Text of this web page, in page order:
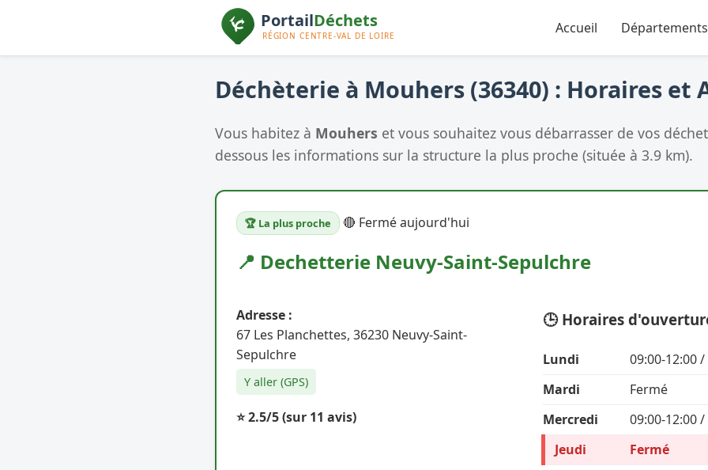
Accueil
Déchèterie à Mouhers (36340) : Horaires et
Vous habitez à Mouhers et vous souhaitez vous débarrasser de vos
dessous les informations sur la structure la plus proche (située à 3.9 km).
🏆 La plus proche 🔴 Fermé aujourd'hui
📍 Dechetterie Neuvy-Saint-Sepulchre
Adresse :
67 Les Planchettes, 36230 Neuvy-Saint-
Sepulchre
Y aller (GPS)
⭐ 2.5/5(sur 11 avis)
🕒 Horaires
Lundi
09:00-12:00
Mardi
Fermé
Mercredi
09:00-12:00
Jeudi
Fermé